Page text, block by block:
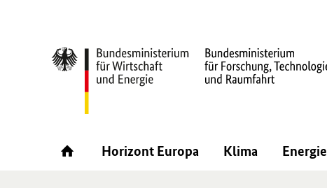
Horizont Europa Klima Energie